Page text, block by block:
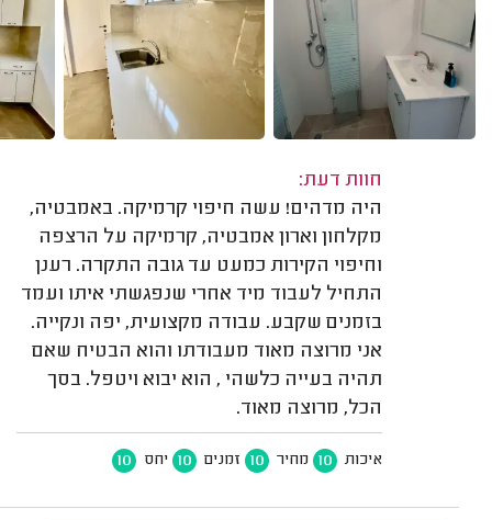
חוות דעת:
היה מדהים! עשה חיפוי קרמיקה. באמבטיה,
מקלחון וארון אמבטיה, קרמיקה על הרצפה
וחיפוי הקירות כמעט עד גובה התקרה. רענן
התחיל לעבוד מיד אחרי שנפגשתי איתו ועמד
בזמנים שקבע. עבודה מקצועית, יפה ונקייה.
אני מרוצה מאוד מעבודתו והוא הבטיח שאם
תהיה בעייה כלשהי , הוא יבוא ויטפל. בסך
הכל, מרוצה מאוד.
איכות 10 מחיר 10 זמנים 10 יחס 10